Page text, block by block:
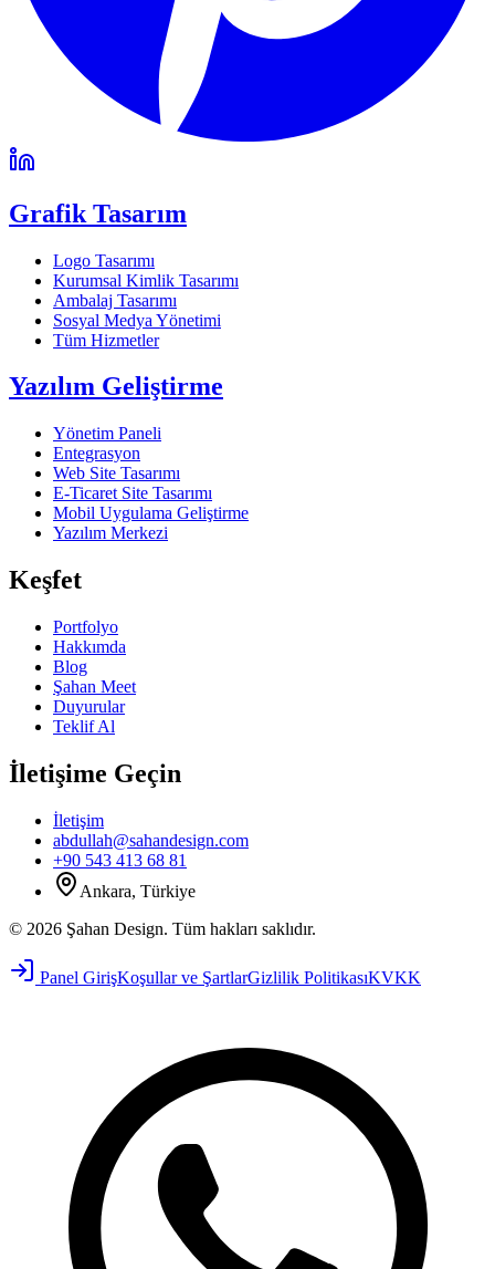
Grafik Tasarım
Logo Tasarımı
Kurumsal Kimlik Tasarımı
Ambalaj Tasarımı
Sosyal Medya Yönetimi
Tüm Hizmetler
Yazılım Geliştirme
Yönetim Paneli
Entegrasyon
Web Site Tasarımı
E-Ticaret Site Tasarımı
Mobil Uygulama Geliştirme
Yazılım Merkezi
Keşfet
Portfolyo
Hakkımda
Blog
Şahan Meet
Duyurular
Teklif Al
İletişime Geçin
İletişim
abdullah@sahandesign.com
+90 543 413 68 81
Ankara, Türkiye
© 2026 Şahan Design. Tüm hakları saklıdır.
Panel GirişKoşullar ve ŞartlarGizlilik PolitikasıKVKK